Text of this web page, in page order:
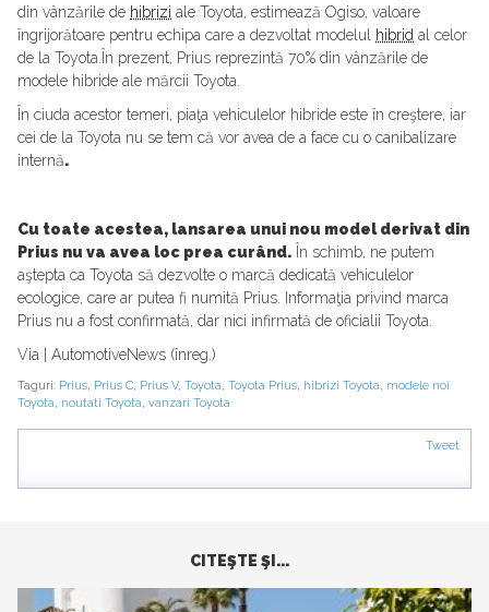
din vânzările de hibrizi ale Toyota, estimează Ogiso, valoare
îngrijorătoare pentru echipa care a dezvoltat modelul hibrid al celor
de la Toyota.În prezent, Prius reprezintă 70% din vânzările de
modele hibride ale mărcii Toyota.
În ciuda acestor temeri, piaţa vehiculelor hibride este în creştere, iar
cei de la Toyota nu se tem că vor avea de a face cu o canibalizare
internă.
Cu toate acestea, lansarea unui nou model derivat din
Prius nu va avea loc prea curând. În schimb, ne putem
aştepta ca Toyota să dezvolte o marcă dedicată vehiculelor
ecologice, care ar putea fi numită Prius. Informaţia privind marca
Prius nu a fost confirmată, dar nici infirmată de oficialii Toyota.
Via | AutomotiveNews (înreg.)
Taguri: Prius, Prius C, Prius V, Toyota, Toyota Prius, hibrizi Toyota, modele noi
Toyota, noutati Toyota, vanzari Toyota
Tweet
CITEŞTE ŞI...